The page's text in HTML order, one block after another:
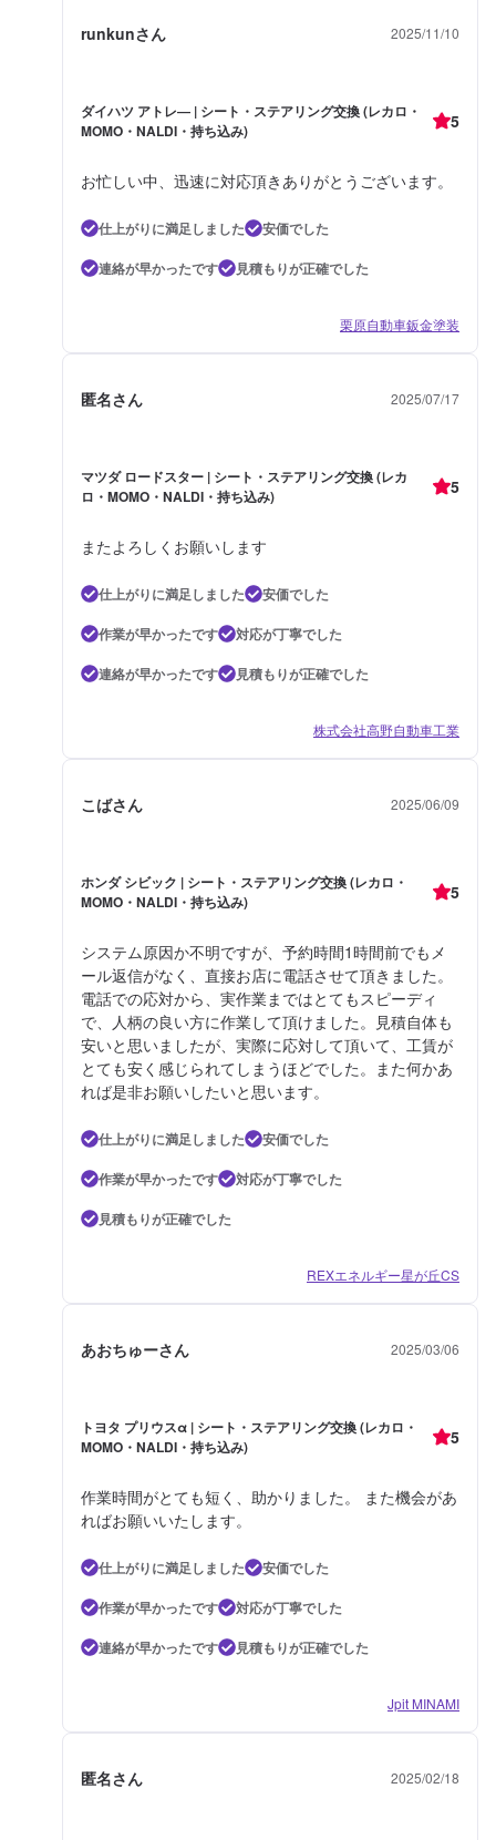
runkunさん 2025/11/10
ダイハツ アトレ― | シート・ステアリング交換 (レカロ・
MOMO・NALDI・持ち込み)
5
お忙しい中、迅速に対応頂きありがとうございます。
仕上がりに満足しました
安価でした
連絡が早かったです
見積もりが正確でした
栗原自動車鈑金塗装
匿名さん 2025/07/17
マツダ ロードスター | シート・ステアリング交換 (レカ
ロ・MOMO・NALDI・持ち込み)
5
またよろしくお願いします
仕上がりに満足しました
安価でした
作業が早かったです
対応が丁寧でした
連絡が早かったです
見積もりが正確でした
株式会社高野自動車工業
こばさん 2025/06/09
ホンダ シビック | シート・ステアリング交換 (レカロ・
MOMO・NALDI・持ち込み)
5
システム原因か不明ですが、予約時間1時間前でもメ
ール返信がなく、直接お店に電話させて頂きました。
電話での応対から、実作業まではとてもスピーディ
で、人柄の良い方に作業して頂けました。見積自体も
安いと思いましたが、実際に応対して頂いて、工賃が
とても安く感じられてしまうほどでした。また何かあ
れば是非お願いしたいと思います。
仕上がりに満足しました
安価でした
作業が早かったです
対応が丁寧でした
見積もりが正確でした
REXエネルギー星が丘CS
あおちゅーさん 2025/03/06
トヨタ プリウスα | シート・ステアリング交換 (レカロ・
MOMO・NALDI・持ち込み)
5
作業時間がとても短く、助かりました。 また機会があ
ればお願いいたします。
仕上がりに満足しました
安価でした
作業が早かったです
対応が丁寧でした
連絡が早かったです
見積もりが正確でした
Jpit MINAMI
匿名さん 2025/02/18